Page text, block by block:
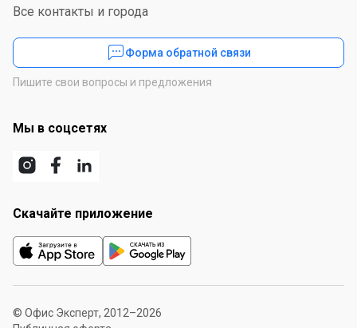
Все контакты и города
Форма обратной связи
Пишите свои вопросы и предложения
Мы в соцсетях
Скачайте приложение
© Офис Эксперт, 2012–2026